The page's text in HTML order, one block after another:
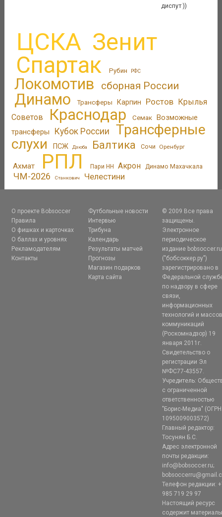
диспут ))
ЦСКА Зенит
Спартак Рубин РФС
Локомотив сборная России
Динамо Трансферы Карпин Ростов Крылья
Советов
Краснодар Семак Возможные
трансферы
Кубок России
Трансферные
слухи
ПСЖ Дзюба Балтика Сочи Оренбург
Ахмат РПЛ Пари НН Акрон Динамо Махачкала
ЧМ-2026 Станкович Челестини
О проекте Bobsoccer
Правила
О фишках и карточках
О баллах и уровнях
Рекламодателям
Контакты
Футбольные новости
Интервью
Трибуна
Календарь
Результаты матчей
Прогнозы
Магазин подарков
Карта сайта
© 2009 Все права
защищены.
Электронное
периодическое
издание bobsoccer.ru
("бобсоккер.ру")
зарегистрировано в
Федеральной
по надзору в сфере
связи,
информационных
технологий и
коммуникаций
(Роскомнадзор) 19
января 2011г.
Свидетельство о
регистрации Эл
№ФС77-43557.
Учредитель:
с ограниченной
ответственностью
"Борис-Медиа" (ОГРН
1095009003572)
Главный редактор:
Тосунян Б.С.
Адрес электронной
почты редакции:
info@bobsoccer.ru;
Телефон редакции:
985 719 29 97
Настоящий ресурс
содержит